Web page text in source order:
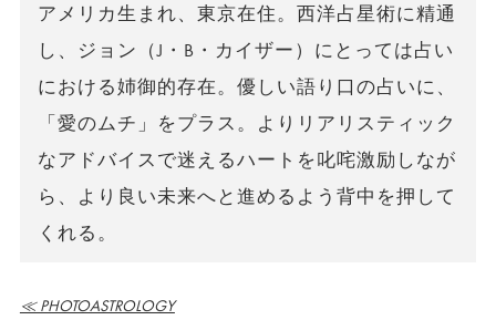
アメリカ生まれ、東京在住。西洋占星術に精通
し、ジョン（J・B・カイザー）にとっては占い
における姉御的存在。優しい語り口の占いに、
「愛のムチ」をプラス。よりリアリスティック
なアドバイスで迷えるハートを叱咤激励しなが
ら、より良い未来へと進めるよう背中を押して
くれる。
≪ PHOTOASTROLOGY